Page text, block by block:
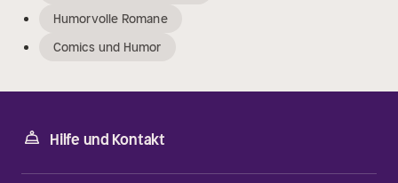
Humorvolle Romane
Comics und Humor
Hilfe und Kontakt